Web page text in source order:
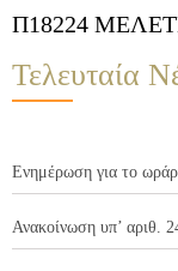
Π18224
Τελευταία
Ενημέρωση για το
Ανακοίνωση υπ’ αριθ.